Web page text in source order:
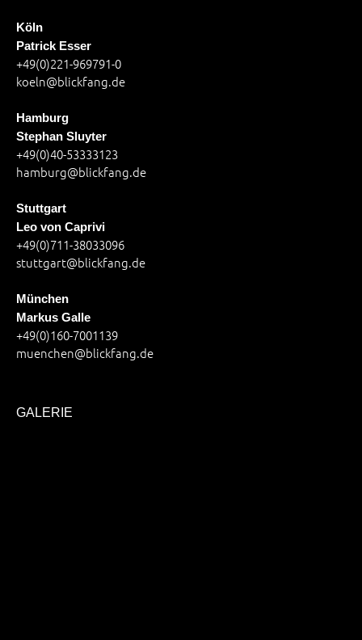
Köln
Patrick Esser
+49(0)221-969791-0
koeln@blickfang.de
Hamburg
Stephan Sluyter
+49(0)40-53333123
hamburg@blickfang.de
Stuttgart
Leo von Caprivi
+49(0)711-38033096
stuttgart@blickfang.de
München
Markus Galle
+49(0)160-7001139
muenchen@blickfang.de
GALERIE